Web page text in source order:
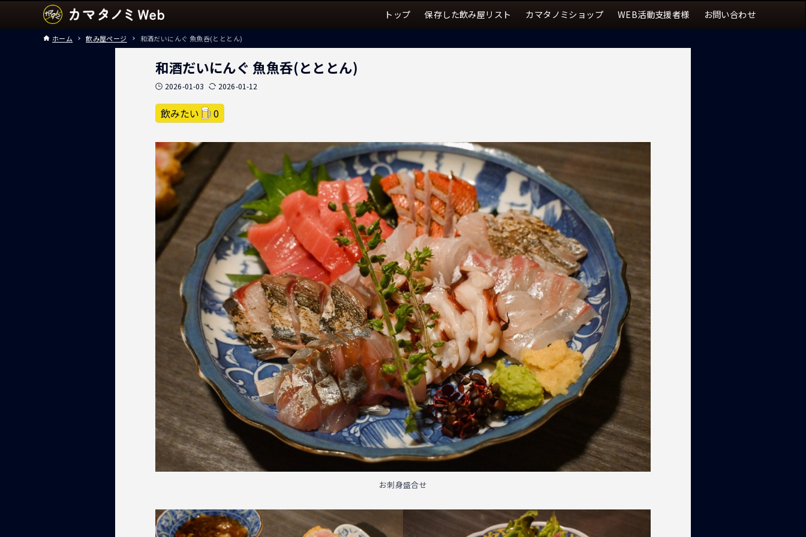
トップ 保存した飲み屋リスト カマタノミショップ WEB活動支援者様 お問い合わせ
ホーム 飲み屋ページ 和酒だいにんぐ 魚魚呑(とととん)
和酒だいにんぐ 魚魚呑(とととん)
2026-01-03 2026-01-12
飲みたい 0
お刺身盛合せ